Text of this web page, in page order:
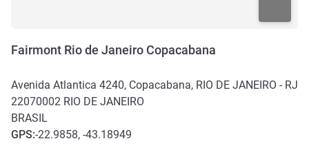
Fairmont Rio de Janeiro Copacabana
Avenida Atlantica 4240, Copacabana, RIO DE JANEIRO - RJ
22070002 RIO DE JANEIRO
BRASIL
GPS:-22.9858, -43.18949